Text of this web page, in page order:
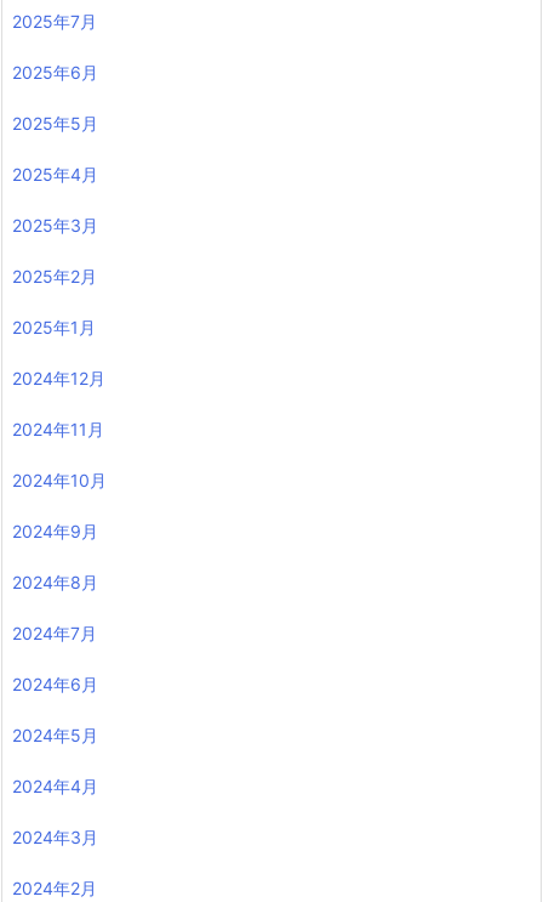
2025年7月
2025年6月
2025年5月
2025年4月
2025年3月
2025年2月
2025年1月
2024年12月
2024年11月
2024年10月
2024年9月
2024年8月
2024年7月
2024年6月
2024年5月
2024年4月
2024年3月
2024年2月